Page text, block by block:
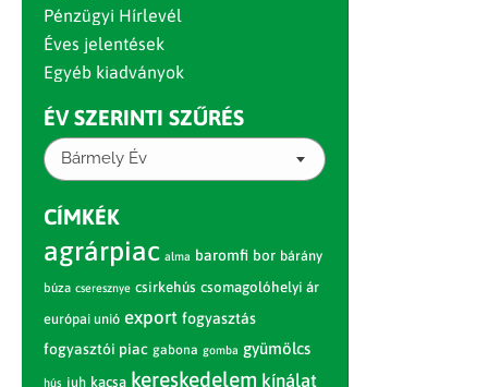
Pénzügyi Hírlevél
Éves jelentések
Egyéb kiadványok
ÉV SZERINTI SZŰRÉS
Bármely Év
CÍMKÉK
agrárpiac alma baromfi bor bárány
búza cseresznye csirkehús csomagolóhelyi ár
európai unió export fogyasztás
fogyasztói piac gabona gomba gyümölcs
hús juh kacsa kereskedelem kínálat